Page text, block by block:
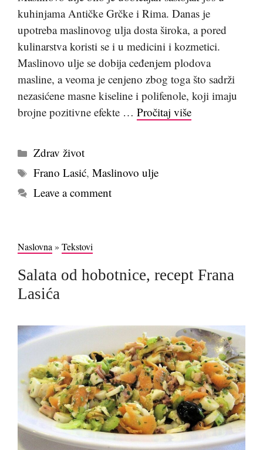
kuhinjama Antičke Grčke i Rima. Danas je
upotreba maslinovog ulja dosta široka, a pored
kulinarstva koristi se i u medicini i kozmetici.
Maslinovo ulje se dobija ceđenjem plodova
masline, a veoma je cenjeno zbog toga što sadrži
nezasićene masne kiseline i polifenole, koji imaju
brojne pozitivne efekte … Pročitaj više
Kategorije
Zdrav život
Tags
Frano Lasić,Maslinovo ulje
Leave a comment
Naslovna » Tekstovi
Salata od hobotnice, recept Frana
Lasića